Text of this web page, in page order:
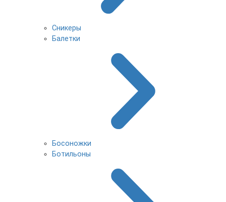
Сникеры
Балетки
Босоножки
Ботильоны